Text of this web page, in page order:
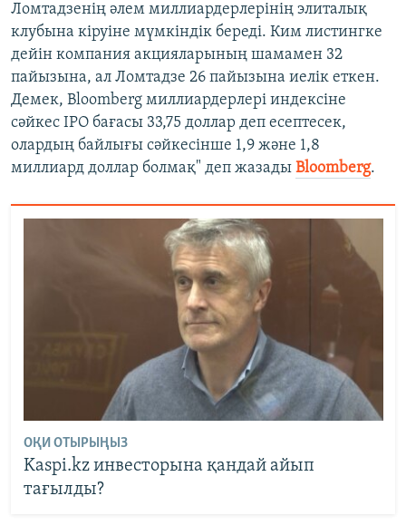
Ломтадзенің әлем миллиардерлерінің элиталық
клубына кіруіне мүмкіндік береді. Ким листингке
дейін компания акцияларының шамамен 32
пайызына, ал Ломтадзе 26 пайызына иелік еткен.
Демек, Bloomberg миллиардерлері индексіне
сәйкес IPO бағасы 33,75 доллар деп есептесек,
олардың байлығы сәйкесінше 1,9 және 1,8
миллиард доллар болмақ" деп жазады Bloomberg.
ОҚИ ОТЫРЫҢЫЗ
Kaspi.kz инвесторына қандай айып
тағылды?